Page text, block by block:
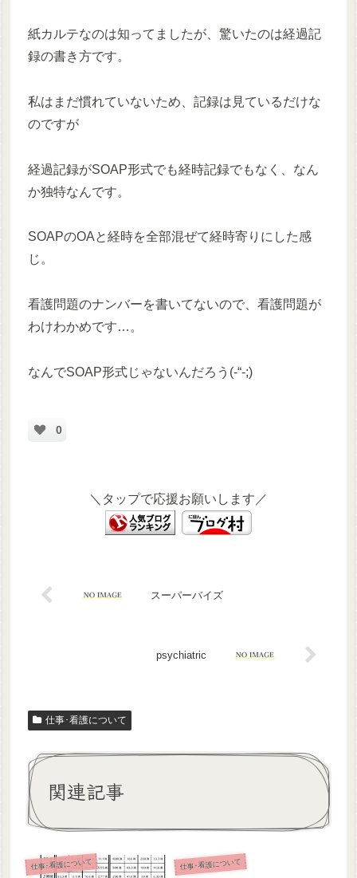
紙カルテなのは知ってましたが、驚いたのは経過記
録の書き方です。
私はまだ慣れていないため、記録は見ているだけな
のですが
経過記録がSOAP形式でも経時記録でもなく、なん
か独特なんです。
SOAPのOAと経時を全部混ぜて経時寄りにした感
じ。
看護問題のナンバーを書いてないので、看護問題が
わけわかめです…。
なんでSOAP形式じゃないんだろう(-“-;)
0
＼タップで応援お願いします／
スーパーバイズ
psychiatric
仕事･看護について
関連記事
仕事･看護について 仕事･看護について